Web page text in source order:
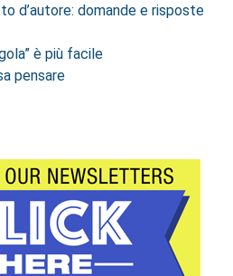
d’autore: domande e risposte
è più facile
pensare